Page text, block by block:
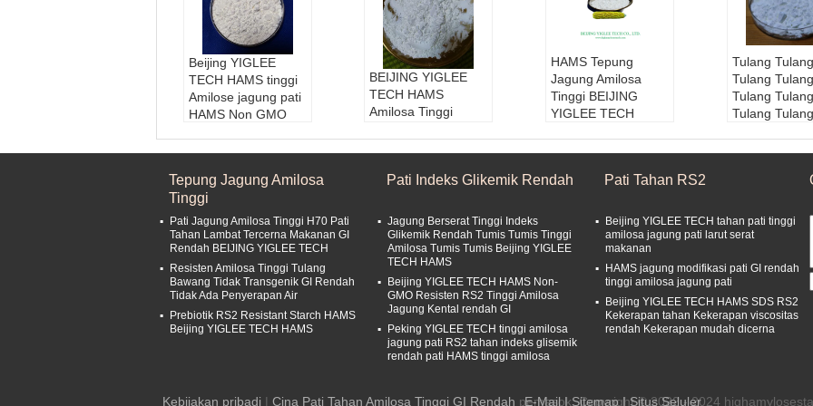
Beijing YIGLEE
TECH HAMS tinggi
Amilose jagung pati
HAMS Non GMO
4 Bulan
Kondisi Penyimpa
nan1:Suhu normal
Kondisi Penyimpa
nan2:Pengeringan,
Teduh dan sejuk
BEIJING YIGLEE
TECH HAMS
Amilosa Tinggi
resisten GI rendah
g Amilosa Tinggi
Jenis:Tepung Jagu
ng Tahan
Masa Pelayaran:
4 Bulan
Kondisi Penyimpa
nan1:
Suhu normal
HAMS Tepung
Jagung Amilosa
Tinggi BEIJING
YIGLEE TECH
Masa Pelayaran:2
Kondisi Penyimpa
nan1:
Suhu normal
Kondisi Penyimpa
Pengeringan,
Teduh dan sejuk
Tulang Tulang
Tulang Tulang
Tulang Tulang
Tulang Tulang
Masa
4 Bulan
nan1:Suhu
Tepung Jagung Amilosa
Tinggi
Pati Jagung Amilosa Tinggi H70 Pati
Tahan Lambat Tercerna Makanan GI
Rendah BEIJING YIGLEE TECH
Resisten Amilosa Tinggi Tulang
Bawang Tidak Transgenik GI Rendah
Tidak Ada Penyerapan Air
Prebiotik RS2 Resistant Starch HAMS
Beijing YIGLEE TECH HAMS
Pati Indeks Glikemik Rendah
Jagung Berserat Tinggi Indeks
Glikemik Rendah Tumis Tumis Tinggi
Amilosa Tumis Tumis Beijing YIGLEE
TECH HAMS
Beijing YIGLEE TECH HAMS Non-
GMO Resisten RS2 Tinggi Amilosa
Jagung Kental rendah GI
Peking YIGLEE TECH tinggi amilosa
jagung pati RS2 tahan indeks glisemik
rendah pati HAMS tinggi amilosa
Pati Tahan RS2
Beijing YIGLEE TECH tahan pati tinggi
amilosa jagung pati larut serat
makanan
HAMS jagung modifikasi pati GI rendah
tinggi amilosa jagung pati
Beijing YIGLEE TECH HAMS SDS RS2
Kekerapan tahan Kekerapan viscositas
rendah Kekerapan mudah dicerna
E-Mail|Sitemap | Situs Seluler
Kebijakan pribadi | Cina Pati Tahan Amilosa Tinggi GI Rendah pemasok. Copyright © 2022 - 2024